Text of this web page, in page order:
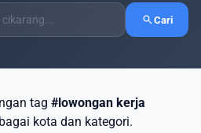
searchCari
tag #lowongan kerja
kota dan kategori.